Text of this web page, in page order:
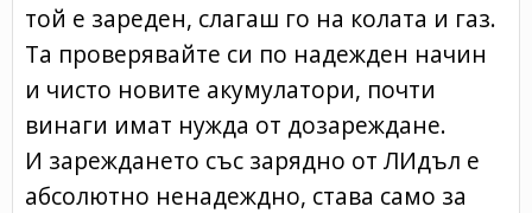
той е зареден, слагаш го на колата и газ.
Та проверявайте си по надежден начин
и чисто новите акумулатори, почти
винаги имат нужда от дозареждане.
И зареждането със зарядно от ЛИдъл е
абсолютно ненадеждно, става само за